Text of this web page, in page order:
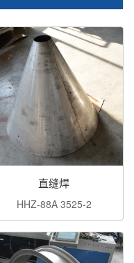
直缝焊
HHZ-88A 3525-2